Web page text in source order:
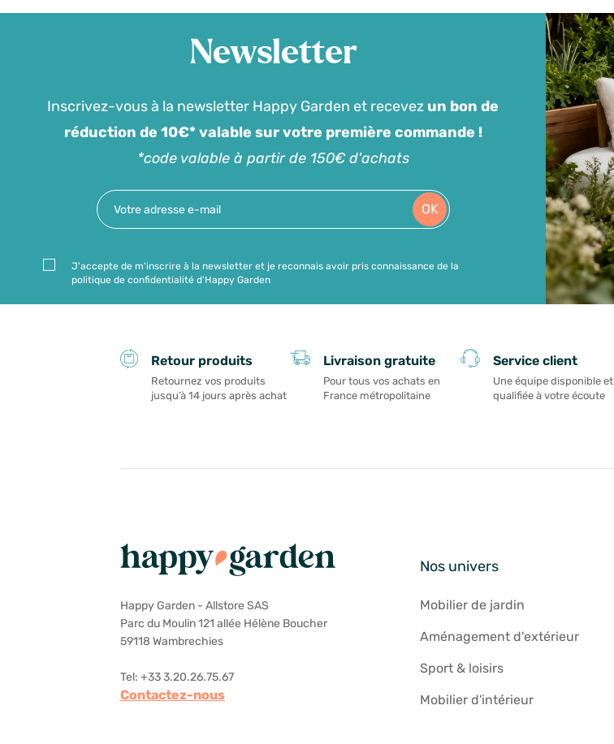
Newsletter
Inscrivez-vous à la newsletter Happy Garden et recevez un bon de
réduction de 10€* valable sur votre première commande !
*code valable à partir de 150€ d'achats
OK
J'accepte de m'inscrire à la newsletter et je reconnais avoir pris connaissance de la
politique de confidentialité d'Happy Garden
Retour produits
Retournez vos produits
jusqu’à 14 jours après achat
Livraison gratuite
Pour tous vos achats en
France métropolitaine
Service client
Une équipe disponible et
qualifiée à votre écoute
Happy Garden - Allstore SAS
Parc du Moulin 121 allée Hélène Boucher
59118 Wambrechies
Tel: +33 3.20.26.75.67
Contactez-nous
Nos univers
Mobilier de jardin
Aménagement d'extérieur
Sport & loisirs
Mobilier d'intérieur